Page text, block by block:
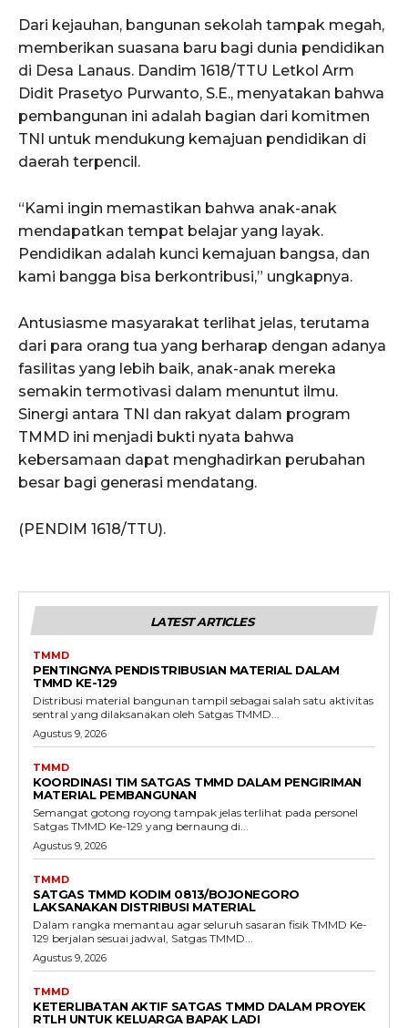
Dari kejauhan, bangunan sekolah tampak megah,
memberikan suasana baru bagi dunia pendidikan
di Desa Lanaus. Dandim 1618/TTU Letkol Arm
Didit Prasetyo Purwanto, S.E., menyatakan bahwa
pembangunan ini adalah bagian dari komitmen
TNI untuk mendukung kemajuan pendidikan di
daerah terpencil.
“Kami ingin memastikan bahwa anak-anak
mendapatkan tempat belajar yang layak.
Pendidikan adalah kunci kemajuan bangsa, dan
kami bangga bisa berkontribusi,” ungkapnya.
Antusiasme masyarakat terlihat jelas, terutama
dari para orang tua yang berharap dengan adanya
fasilitas yang lebih baik, anak-anak mereka
semakin termotivasi dalam menuntut ilmu.
Sinergi antara TNI dan rakyat dalam program
TMMD ini menjadi bukti nyata bahwa
kebersamaan dapat menghadirkan perubahan
besar bagi generasi mendatang.
(PENDIM 1618/TTU).
LATEST ARTICLES
TMMD
PENTINGNYA PENDISTRIBUSIAN MATERIAL DALAM
TMMD KE-129
Distribusi material bangunan tampil sebagai salah satu aktivitas
sentral yang dilaksanakan oleh Satgas TMMD...
Agustus 9, 2026
TMMD
KOORDINASI TIM SATGAS TMMD DALAM PENGIRIMAN
MATERIAL PEMBANGUNAN
Semangat gotong royong tampak jelas terlihat pada personel
Satgas TMMD Ke-129 yang bernaung di...
Agustus 9, 2026
TMMD
SATGAS TMMD KODIM 0813/BOJONEGORO
LAKSANAKAN DISTRIBUSI MATERIAL
Dalam rangka memantau agar seluruh sasaran fisik TMMD Ke-
129 berjalan sesuai jadwal, Satgas TMMD...
Agustus 9, 2026
TMMD
KETERLIBATAN AKTIF SATGAS TMMD DALAM PROYEK
RTLH UNTUK KELUARGA BAPAK LADI